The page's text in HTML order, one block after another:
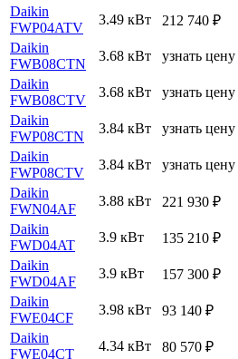
Daikin
FWP04ATV
3.49 кВт 212 740 ₽
Daikin
FWB08CTN
3.68 кВт узнать цену
Daikin
FWB08CTV
3.68 кВт узнать цену
Daikin
FWP08CTN
3.84 кВт узнать цену
Daikin
FWP08CTV
3.84 кВт узнать цену
Daikin
FWN04AF
3.88 кВт 221 930 ₽
Daikin
FWD04AT
3.9 кВт 135 210 ₽
Daikin
FWD04AF
3.9 кВт 157 300 ₽
Daikin
FWE04CF
3.98 кВт 93 140 ₽
Daikin
FWE04CT
4.34 кВт 80 570 ₽